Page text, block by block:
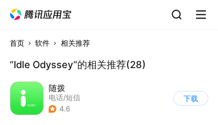
首页 软件 相关推荐
“Idle Odyssey”的相关推荐(28)
随拨
电话/短信
4.6
下载